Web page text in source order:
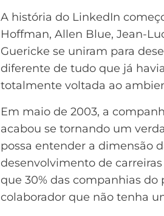
A história do LinkedIn
Hoffman, Allen Blue, Jean-
Guericke se uniram para
diferente de tudo que já
totalmente voltada ao
Em maio de 2003, a
acabou se tornando um
possa entender a dimensão
desenvolvimento de
que 30% das companhias
colaborador que não tenha